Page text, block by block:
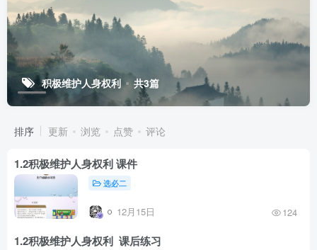
积极维护人身权利 共3篇
排序 更新 浏览 点赞 评论
1.2积极维护人身权利 课件
选必二
12月15日 124
1.2积极维护人身权利 课后练习